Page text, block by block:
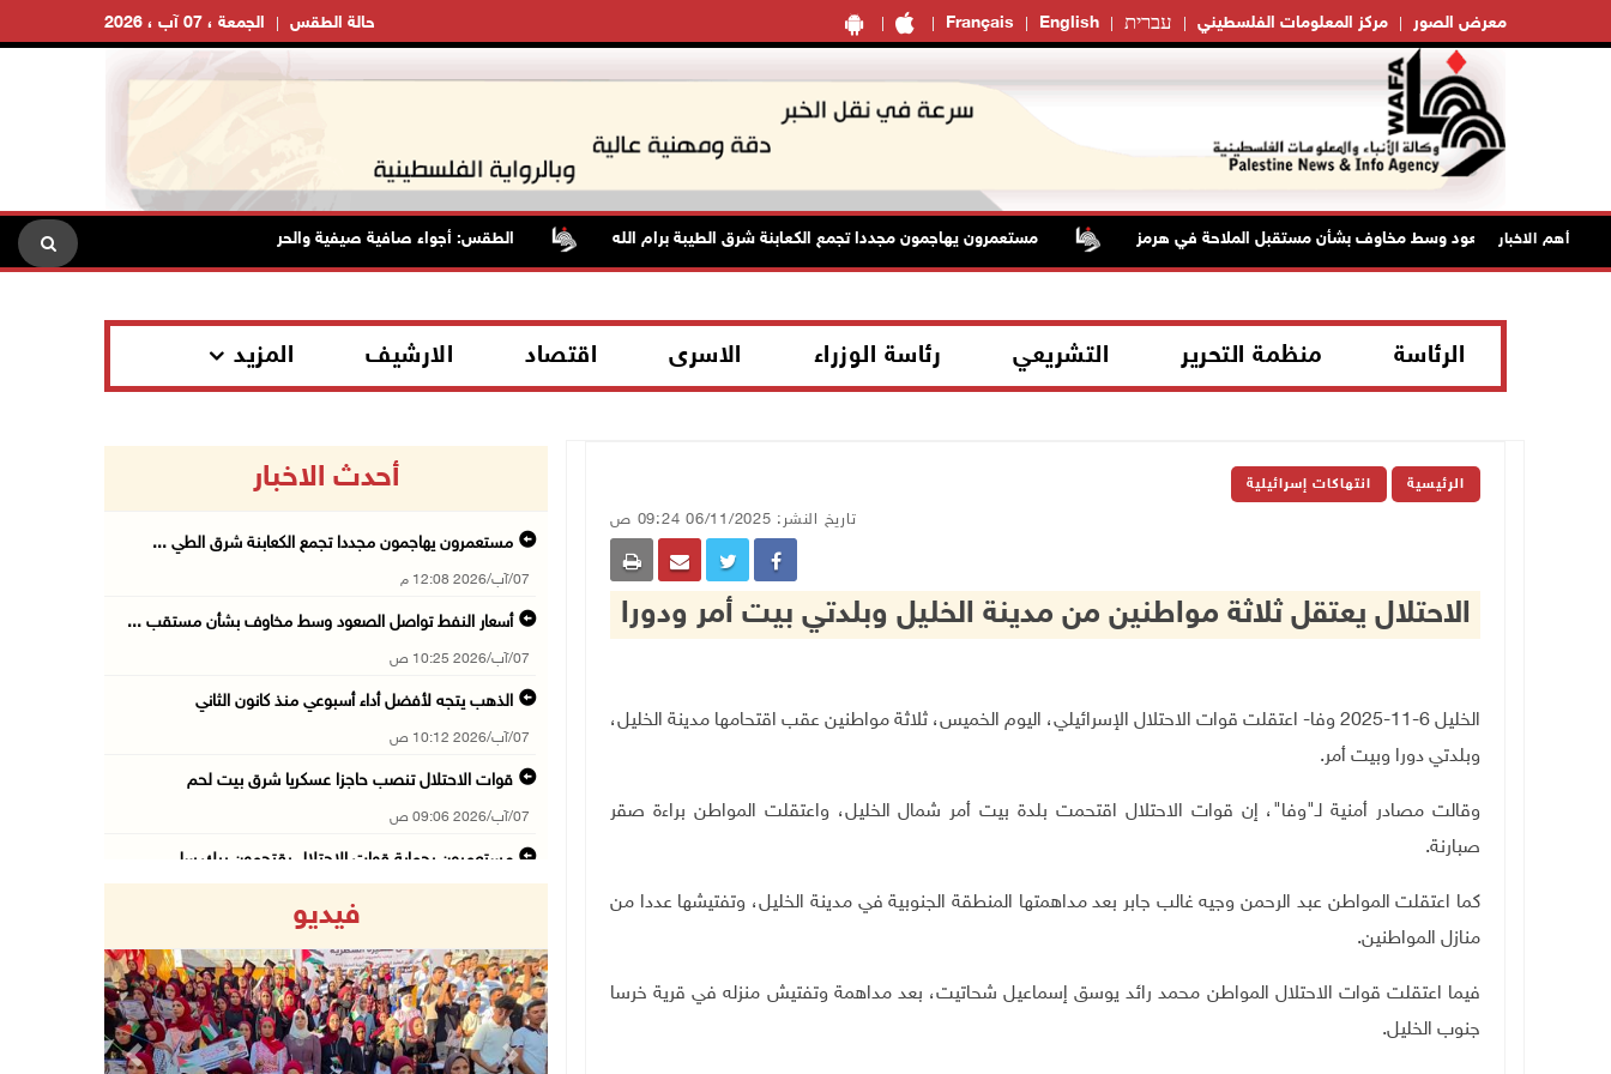
Français English עברית مركز المعلومات الفلسطيني معرض الصور الجمعة ، 07 آب ، 2026 حالة الطقس
أهم الاخبار
تواصل الصعود وسط مخاوف بشأن مستقبل الملاحة في هرمز مستعمرون يهاجمون مجددا تجمع الكعابنة شرق الطيبة برام الله الطقس: أجواء صافية صيفية والحرارة حول معدلها العام
الرئاسة منظمة التحرير التشريعي رئاسة الوزراء الاسرى اقتصاد الارشيف المزيد
الرئيسية انتهاكات إسرائيلية
تاريخ النشر: 06/11/2025 09:24 ص
الاحتلال يعتقل ثلاثة مواطنين من مدينة الخليل وبلدتي بيت أمر ودورا
الخليل 6-11-2025 وفا- اعتقلت قوات الاحتلال الإسرائيلي، اليوم الخميس، ثلاثة مواطنين عقب اقتحامها مدينة الخليل،
وبلدتي دورا وبيت أمر.
وقالت مصادر أمنية لـ"وفا"، إن قوات الاحتلال اقتحمت بلدة بيت أمر شمال الخليل، واعتقلت المواطن براءة صقر
صبارنة.
كما اعتقلت المواطن عبد الرحمن وجيه غالب جابر بعد مداهمتها المنطقة الجنوبية في مدينة الخليل، وتفتيشها عددا من
منازل المواطنين.
فيما اعتقلت قوات الاحتلال المواطن محمد رائد يوسق إسماعيل شحاتيت، بعد مداهمة وتفتيش منزله في قرية خرسا
جنوب الخليل.
أحدث الاخبار
مستعمرون يهاجمون مجددا تجمع الكعابنة شرق الطي ...
07/آب/2026 12:08 م
أسعار النفط تواصل الصعود وسط مخاوف بشأن مستقب ...
07/آب/2026 10:25 ص
الذهب يتجه لأفضل أداء أسبوعي منذ كانون الثاني
07/آب/2026 10:12 ص
قوات الاحتلال تنصب حاجزا عسكريا شرق بيت لحم
07/آب/2026 09:06 ص
مستعمرون بحماية قوات الاحتلال يقتحمون برك سلي ...
07/آب/2026 08:24 ص
محافظة القدس: انسحاب قوات الاحتلال من مخيم قل ...
07/آب/2026 08:23 ص
فيديو
Previous Next